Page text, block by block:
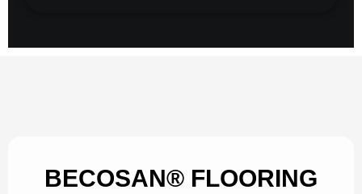
BECOSAN® FLOORING